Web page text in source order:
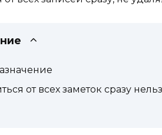
от всех заметок сразу